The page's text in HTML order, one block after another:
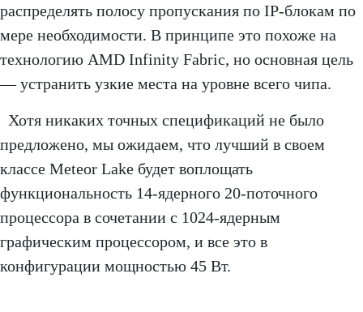
распределять полосу пропускания по IP-блокам по
мере необходимости. В принципе это похоже на
технологию AMD Infinity Fabric, но основная цель
— устранить узкие места на уровне всего чипа.
Хотя никаких точных спецификаций не было
предложено, мы ожидаем, что лучший в своем
классе Meteor Lake будет воплощать
функциональность 14-ядерного 20-поточного
процессора в сочетании с 1024-ядерным
графическим процессором, и все это в
конфигурации мощностью 45 Вт.